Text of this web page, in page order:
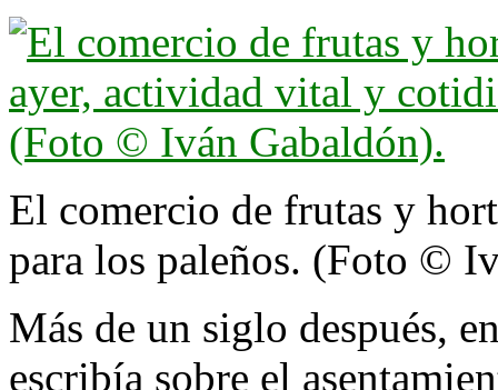
El comercio de frutas y
para los paleños. (Foto ©
Más de un siglo después,
escribía sobre el